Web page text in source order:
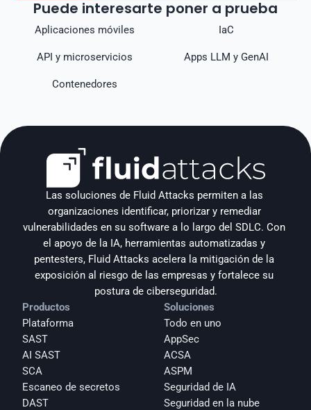
Puede interesarte poner a prueba
Aplicaciones móviles
API y microservicios
Contenedores
IaC
Apps LLM y GenAI
Las soluciones de Fluid Attacks permiten a las
organizaciones identificar, priorizar y remediar
vulnerabilidades en su software a lo largo del SDLC. Con
el apoyo de la IA, herramientas automatizadas y
pentesters, Fluid Attacks acelera la mitigación de la
exposición al riesgo de las empresas y fortalece su
postura de ciberseguridad.
Productos
Plataforma
SAST
AI SAST
SCA
Escaneo de secretos
DAST
Soluciones
Todo en uno
AppSec
ACSA
ASPM
Seguridad de IA
Seguridad en la nube